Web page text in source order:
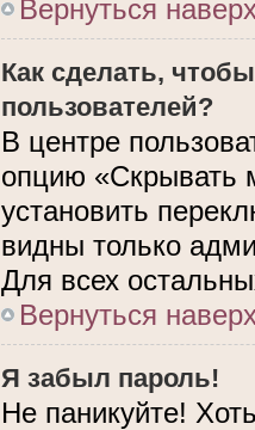
Вернуться
Как сделать,
пользователей?
В центре
опцию «Скрывать
установить
видны только
Для всех
Вернуться
Я забыл пароль!
Не паникуйте!